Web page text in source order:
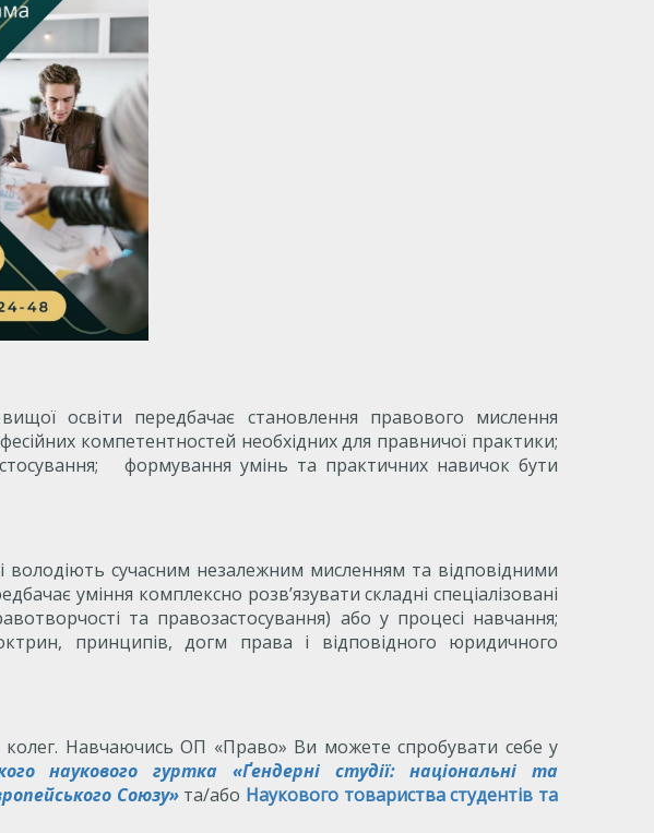
освіти передбачає становлення правового мислення
компетентностей необхідних для правничої практики;
формування умінь та практичних навичок бути
володіють сучасним незалежним мисленням та відповідними
уміння комплексно розв’язувати складні спеціалізовані
та правозастосування) або у процесі навчання;
принципів, догм права і відповідного юридичного
колег. Навчаючись ОП «Право» Ви можете спробувати себе у
наукового гуртка «Ґендерні студії: національні та
Союзу» та/або Наукового товариства студентів та